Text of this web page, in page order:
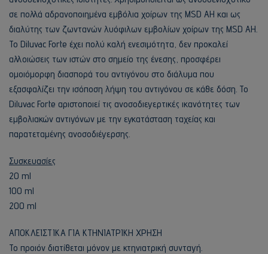
σε πολλά αδρανοποιημένα εμβόλια χοίρων της MSD AH και ως
διαλύτης των ζωντανών λυόφιλων εμβολίων χοίρων της MSD AH.
Το Diluvac Forte έχει πολύ καλή ενεσιμότητα, δεν προκαλεί
αλλοιώσεις των ιστών στο σημείο της ένεσης, προσφέρει
ομοιόμορφη διασπορά του αντιγόνου στο διάλυμα που
εξασφαλίζει την ισόποση λήψη του αντιγόνου σε κάθε δόση. Το
Diluvac Forte αριστοποιεί τις ανοσοδιεγερτικές ικανότητες των
εμβολιακών αντιγόνων με την εγκατάσταση ταχείας και
παρατεταμένης ανοσοδιέγερσης.
Συσκευασίες
20 ml
100 ml
200 ml
ΑΠΟΚΛΕΙΣΤΙΚΑ ΓΙΑ ΚΤΗΝΙΑΤΡΙΚΗ ΧΡΗΣΗ
Το προιόν διατίθεται μόνον με κτηνιατρική συνταγή.